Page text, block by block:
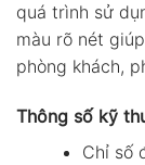
quá trình sử
màu rõ nét
phòng khách,
Thông số kỹ
Chỉ số